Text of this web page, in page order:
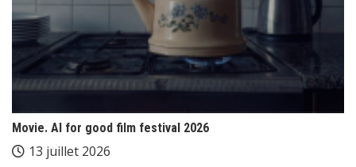
Movie. AI for good film festival 2026
13 juillet 2026